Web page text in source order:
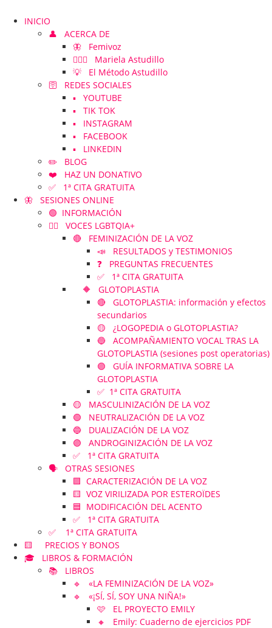
INICIO
👤 ACERCA DE
🦋 Femivoz
👱🏻‍♀️ Mariela Astudillo
💡 El Método Astudillo
🛜 REDES SOCIALES
▪️ YOUTUBE
▪️ TIK TOK
▪️ INSTAGRAM
▪️ FACEBOOK
▪️ LINKEDIN
✏️ BLOG
❤️ HAZ UN DONATIVO
✅ 1ª CITA GRATUITA
🦋 SESIONES ONLINE
🟢 INFORMACIÓN
🏳️‍🌈 VOCES LGBTQIA+
🔴 FEMINIZACIÓN DE LA VOZ
📣 RESULTADOS y TESTIMONIOS
❓ PREGUNTAS FRECUENTES
✅ 1ª CITA GRATUITA
🔶 GLOTOPLASTIA
🔴 GLOTOPLASTIA: información y efectos
secundarios
🟡 ¿LOGOPEDIA o GLOTOPLASTIA?
🔵 ACOMPAÑAMIENTO VOCAL TRAS LA
GLOTOPLASTIA (sesiones post operatorias)
🟣 GUÍA INFORMATIVA SOBRE LA
GLOTOPLASTIA
✅ 1ª CITA GRATUITA
🟡 MASCULINIZACIÓN DE LA VOZ
🟢 NEUTRALIZACIÓN DE LA VOZ
🔵 DUALIZACIÓN DE LA VOZ
🟣 ANDROGINIZACIÓN DE LA VOZ
✅ 1ª CITA GRATUITA
🗣️ OTRAS SESIONES
🟪 CARACTERIZACIÓN DE LA VOZ
🟨 VOZ VIRILIZADA POR ESTEROÏDES
🟦 MODIFICACIÓN DEL ACENTO
✅ 1ª CITA GRATUITA
✅ 1ª CITA GRATUITA
🟨 PRECIOS Y BONOS
🎓 LIBROS & FORMACIÓN
📚 LIBROS
🔹 «LA FEMINIZACIÓN DE LA VOZ»
🔹 «¡SÍ, SÍ, SOY UNA NIÑA!»
🩷 EL PROYECTO EMILY
🔸 Emily: Cuaderno de ejercicios PDF